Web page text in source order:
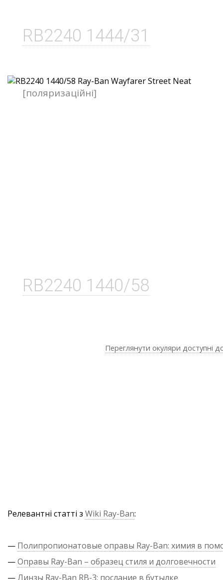
RB2240 1444/31
RB2240 1440/58
[поляризаційні]
Переглянути окуляри доступні
Релевантні статті з Wiki Ray-Ban:
— Полипропионатовые оправы Ray-Ban: химия в
—Оправы Ray-Ban – образец стиля и долговечности
— Линзы Ray-Ban RB-3: послание в бутылке